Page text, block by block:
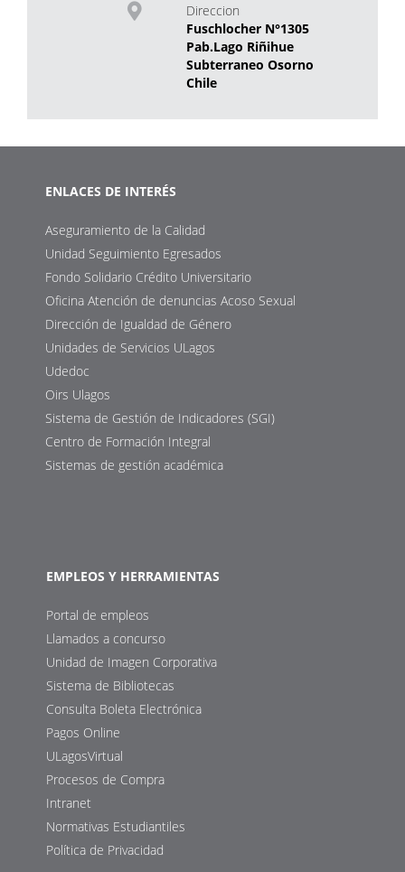
Direccion
Fuschlocher N°1305
Pab.Lago Riñihue
Subterraneo Osorno
Chile
ENLACES DE INTERÉS
Aseguramiento de la Calidad
Unidad Seguimiento Egresados
Fondo Solidario Crédito Universitario
Oficina Atención de denuncias Acoso Sexual
Dirección de Igualdad de Género
Unidades de Servicios ULagos
Udedoc
Oirs Ulagos
Sistema de Gestión de Indicadores (SGI)
Centro de Formación Integral
Sistemas de gestión académica
EMPLEOS Y HERRAMIENTAS
Portal de empleos
Llamados a concurso
Unidad de Imagen Corporativa
Sistema de Bibliotecas
Consulta Boleta Electrónica
Pagos Online
ULagosVirtual
Procesos de Compra
Intranet
Normativas Estudiantiles
Política de Privacidad